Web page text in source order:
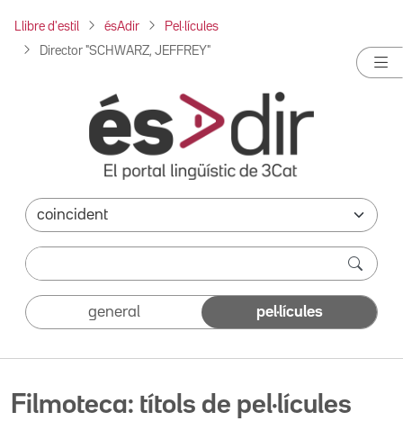
Llibre d'estil ésAdir Pel·lícules
Director "SCHWARZ, JEFFREY"
general pel·lícules
Filmoteca: títols de pel·lícules